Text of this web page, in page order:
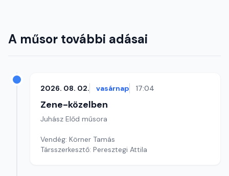
A műsor további adásai
2026. 08. 02. vasárnap 17:04
Zene-közelben
Juhász Előd műsora
Vendég: Körner Tamás
Társszerkesztő: Peresztegi Attila